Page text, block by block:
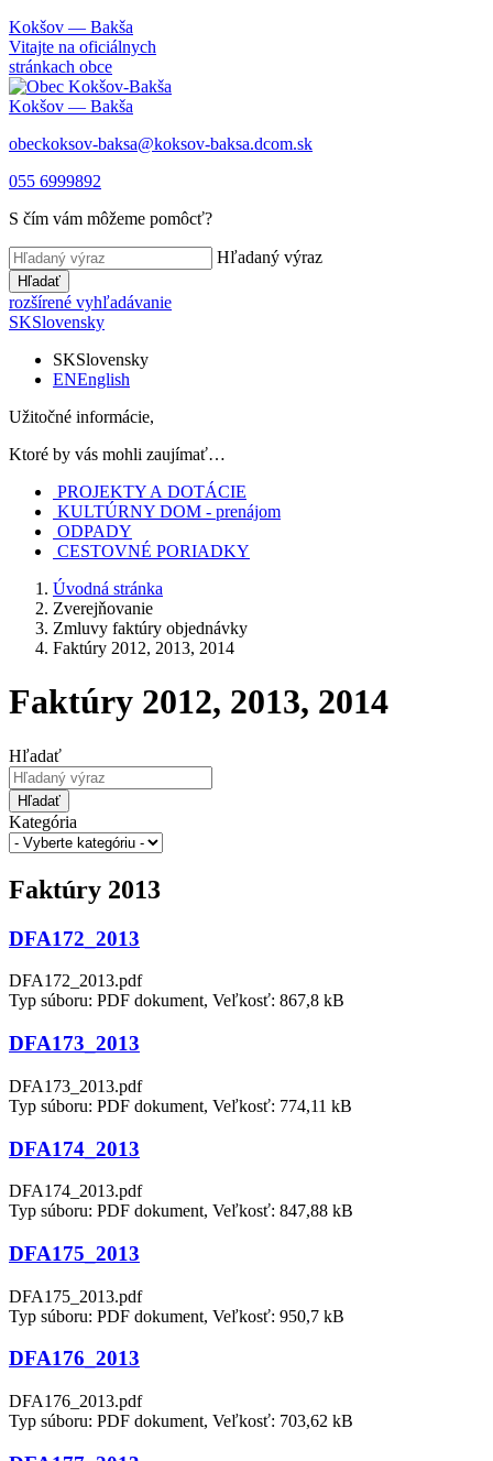
Kokšov — Bakša
Vitajte na oficiálnych
stránkach obce
Kokšov — Bakša
obeckoksov-baksa@koksov-baksa.dcom.sk
055 6999892
S čím vám môžeme pomôcť?
Hľadaný výraz
Hľadať
rozšírené vyhľadávanie
SKSlovensky
SKSlovensky
ENEnglish
Užitočné informácie,
Ktoré by vás mohli zaujímať…
PROJEKTY A DOTÁCIE
KULTÚRNY DOM - prenájom
ODPADY
CESTOVNÉ PORIADKY
Úvodná stránka
Zverejňovanie
Zmluvy faktúry objednávky
Faktúry 2012, 2013, 2014
Faktúry 2012, 2013, 2014
Hľadať
Hľadať
Kategória
Faktúry 2013
DFA172_2013
DFA172_2013.pdf
Typ súboru: PDF dokument, Veľkosť: 867,8 kB
DFA173_2013
DFA173_2013.pdf
Typ súboru: PDF dokument, Veľkosť: 774,11 kB
DFA174_2013
DFA174_2013.pdf
Typ súboru: PDF dokument, Veľkosť: 847,88 kB
DFA175_2013
DFA175_2013.pdf
Typ súboru: PDF dokument, Veľkosť: 950,7 kB
DFA176_2013
DFA176_2013.pdf
Typ súboru: PDF dokument, Veľkosť: 703,62 kB